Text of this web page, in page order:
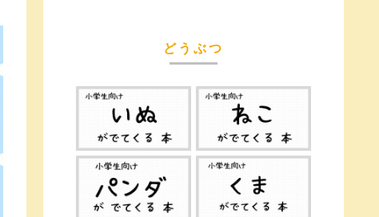
どうぶつ